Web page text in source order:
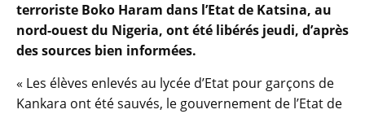
terroriste Boko Haram dans l’Etat de Katsina, au
nord-ouest du Nigeria, ont été libérés jeudi, d’après
des sources bien informées.
« Les élèves enlevés au lycée d’Etat pour garçons de
Kankara ont été sauvés, le gouvernement de l’Etat de